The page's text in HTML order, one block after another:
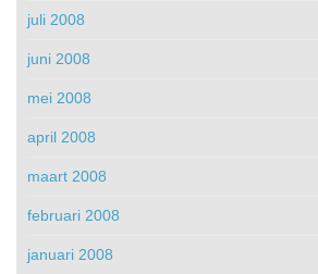
juli 2008
juni 2008
mei 2008
april 2008
maart 2008
februari 2008
januari 2008